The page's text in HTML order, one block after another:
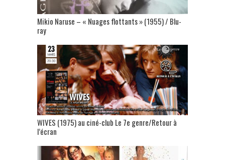
Mikio Naruse – « Nuages flottants » (1955) / Blu-
ray
WIVES (1975) au ciné-club Le 7e genre/Retour à
l’écran